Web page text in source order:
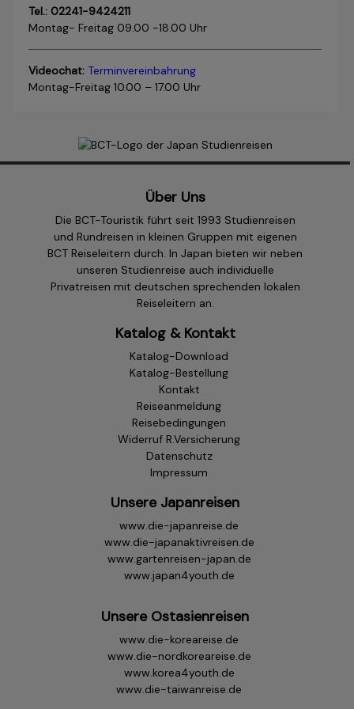
Für Teilnehmer ab 65 Jahren fällt leider ein Zuschlag von
40 Euro an.
Ergo
Reiseversicherung (Reisepreise von 3000 bis 20.000 Euro).
Reisepreises
Tarif ohne Selbstbeteiligung bis 64 Jahre = 5 % des
Tarif ohne Selbstbeteiligung bis 65 Jahre = 7 % des
Versicherungsbedingungen & Produktionformationsblatt
Jahresversicherung RRV Deutschland +Österreich
Versicherungsbedingungen & Produktinformationsblatt
empfehlen Ihnen den Abschluss einer Auslandskranken -
(Heilungskosten)Versicherung und Reiserücktrittskosten
(Annulierungs-)Versicherung in der Schweiz.
Tel.: 02241-9424211
Montag- Freitag 09.00 -18.00 Uhr
Videochat: Terminvereinbahrung
Montag-Freitag 10.00 – 17.00 Uhr
Über Uns
Die BCT-Touristik führt seit 1993 Studienreisen
und Rundreisen in kleinen Gruppen mit eigenen
BCT Reiseleitern durch. In Japan bieten wir neben
unseren Studienreise auch individuelle
Privatreisen mit deutschen sprechenden lokalen
Reiseleitern an.
Katalog & Kontakt
Katalog-Download
Katalog-Bestellung
Kontakt
Reiseanmeldung
Reisebedingungen
Widerruf R.Versicherung
Datenschutz
Impressum
Unsere Japanreisen
www.die-japanreise.de
www.die-japanaktivreisen.de
www.gartenreisen-japan.de
www.japan4youth.de
Unsere Ostasienreisen
www.die-koreareise.de
www.die-nordkoreareise.de
www.korea4youth.de
www.die-taiwanreise.de